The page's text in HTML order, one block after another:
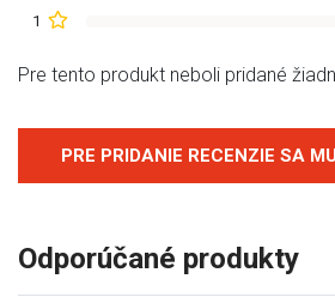
1
Pre tento produkt neboli pridané
PRE PRIDANIE RECENZIE SA
Odporúčané produkty